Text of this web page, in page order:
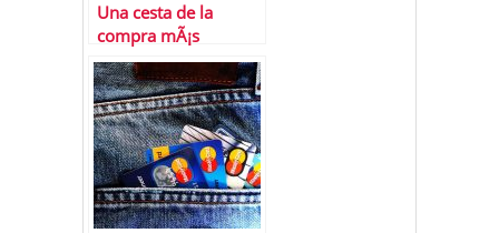
Una cesta de la
compra mÃ¡s
racional